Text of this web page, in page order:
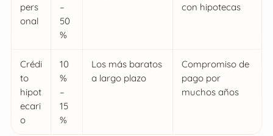
pers
onal
–
50
%
con hipotecas
Crédi
to
hipot
ecari
o
10
%
–
15
%
Los más baratos
a largo plazo
Compromiso de
pago por
muchos años